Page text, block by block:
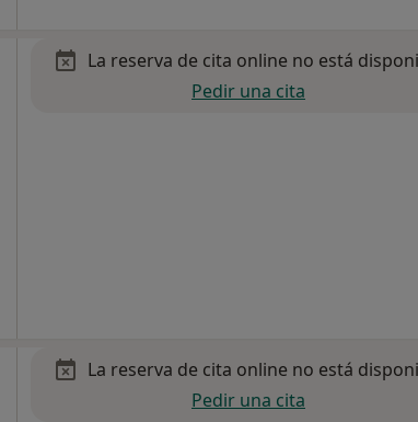
La reserva de cita online no está
Pedir una cita
La reserva de cita online no está
Pedir una cita